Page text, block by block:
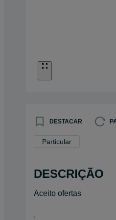
DESTACAR
Particular
DESCRIÇÃO
Aceito ofertas
.